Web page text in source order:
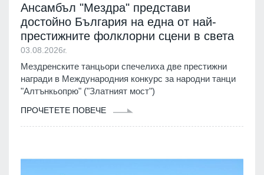
Ансамбъл "Мездра" представи
достойно България на една от най-
престижните фолклорни сцени в света
03.08.2026г.
Мездренските танцьори спечелиха две престижни
награди в Международния конкурс за народни танци
"Алтънкьопрю" ("Златният мост")
ПРОЧЕТЕТЕ ПОВЕЧЕ